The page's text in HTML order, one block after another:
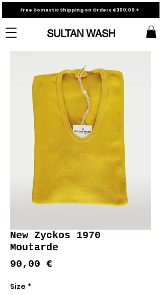
SULTAN WASH
Free Domestic Shipping on Orders €300,00 +
New Zyckos 1970
Moutarde
90,00 €Prix
Size *